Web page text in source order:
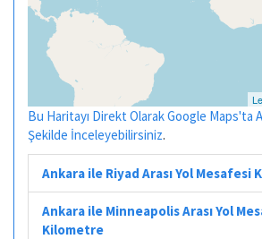
Bu Haritayı Direkt Olarak Google Maps'ta
Şekilde İnceleyebilirsiniz.
Ankara ile Riyad Arası Yol Mesafesi
Ankara ile Minneapolis Arası Yol
Kilometre